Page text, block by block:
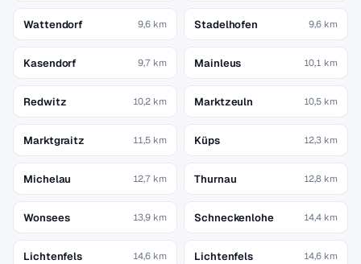
Wattendorf 9,6 km Stadelhofen 9,6 km
Kasendorf 9,7 km Mainleus 10,1 km
Redwitz 10,2 km Marktzeuln 10,5 km
Marktgraitz 11,5 km Küps 12,3 km
Michelau 12,7 km Thurnau 12,8 km
Wonsees 13,9 km Schneckenlohe 14,4 km
Lichtenfels 14,6 km Lichtenfels 14,6 km